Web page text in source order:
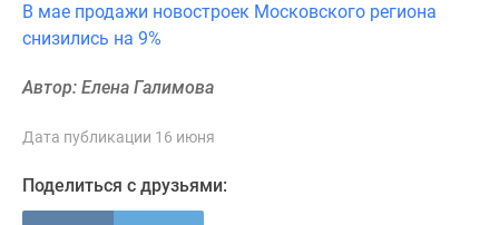
недвижимости
Мнение
эксперта
Аналитика
рынка
Экспертиза
новостроек
В мае продажи новостроек Московского региона
снизились на 9%
Автор: Елена Галимова
Дата публикации 16 июня
Поделиться с друзьями: